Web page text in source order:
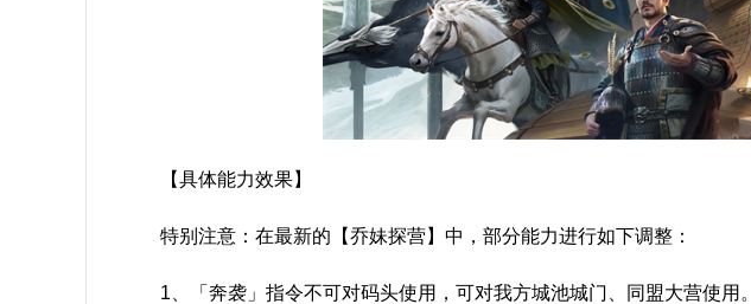
【具体能力效果】
特别注意：在最新的【乔妹探营】中，部分能力进行如下调整：
1、「奔袭」指令不可对码头使用，可对我方城池城门、同盟大营使用。